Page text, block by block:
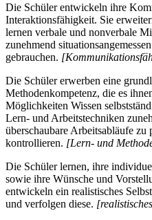
Die Schüler entwickeln ihre
Interaktionsfähigkeit. Sie
lernen verbale und nonverbale
zunehmend
gebrauchen.
Die Schüler erwerben eine
Methodenkompetenz, die es
Möglichkeiten Wissen
Lern- und Arbeitstechniken
überschaubare Arbeitsabläufe zu
kontrollieren. [Lern- und
Die Schüler lernen, ihre
sowie ihre Wünsche und
entwickeln ein realistisches
und verfolgen diese.